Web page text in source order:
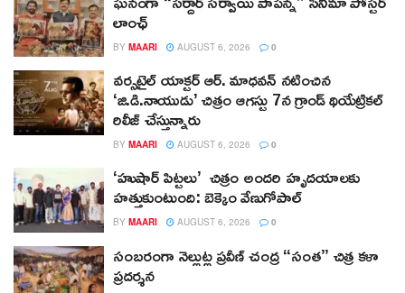
లాంఛ్
BY MAARI AUGUST 6, 2026 0
వర్సటైల్ యాక్టర్ ఆర్‌. మాధవన్‌ నటించిన
‘జి.డి.నాయుడు’ చిత్రం ఆగస్టు 7న గ్రాండ్ థియేట్రికల్
రిలీజ్ చేస్తున్నారు
BY MAARI AUGUST 6, 2026 0
‘హుషార్‌ పిట్టలు’ చిత్రం అందరి హృదయాలకు
హత్తుకుంటుంది: బెక్కెం వేణుగోపాల్‌
BY MAARI AUGUST 6, 2026 0
సంబరంగా నెల్లుట్ల ప్రవీణ్ చంద్ర “సంత” చిత్ర కళా
ప్రదర్శన